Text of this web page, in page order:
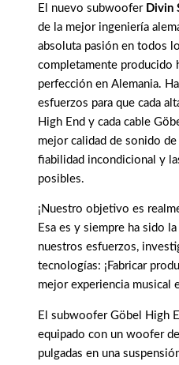
El nuevo subwoofer Divin
de la mejor ingeniería
absoluta pasión en todos
completamente producido
perfección en Alemania.
esfuerzos para que cada
High End y cada cable
mejor calidad de sonido
fiabilidad incondicional y
posibles.
¡Nuestro objetivo es
Esa es y siempre ha sido
nuestros esfuerzos,
tecnologías: ¡Fabricar
mejor experiencia musical
El subwoofer Göbel High
equipado con un woofer
pulgadas en una